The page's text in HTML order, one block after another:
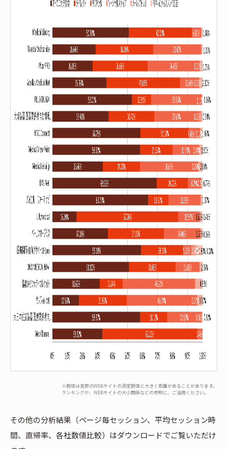
※数値は実際のWEBサイトの測定数値と大きく乖離があることがあります。
ランキングや、WEBサイトの大小関係などの参照に、ご活用ください。
その他の分析結果（ページ毎セッション、平均セッション時
間、直帰率、各社数値比較）はダウンロードでご覧いただけ